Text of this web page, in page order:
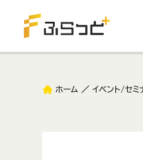
ホーム イベント/セミ